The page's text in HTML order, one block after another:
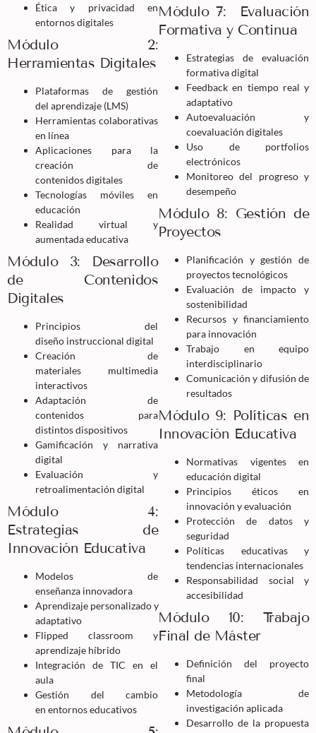
Ética y privacidad en
entornos digitales
Módulo 2:
Herramientas Digitales
Plataformas de gestión
del aprendizaje (LMS)
Herramientas colaborativas
en línea
Aplicaciones para la
creación de
contenidos digitales
Tecnologías móviles en
educación
Realidad virtual y
aumentada educativa
Módulo 3: Desarrollo
de Contenidos
Digitales
Principios del
diseño instruccional digital
Creación de
materiales multimedia
interactivos
Adaptación de
contenidos para
distintos dispositivos
Gamificación y narrativa
digital
Evaluación y
retroalimentación digital
Módulo 4:
Estrategias de
Innovación Educativa
Modelos de
enseñanza innovadora
Aprendizaje personalizado y
adaptativo
Flipped classroom y
aprendizaje híbrido
Integración de TIC en el
aula
Gestión del cambio
en entornos educativos
Módulo 7: Evaluación
Formativa y Continua
Estrategias de evaluación
formativa digital
Feedback en tiempo real y
adaptativo
Autoevaluación y
coevaluación digitales
Uso de portfolios
electrónicos
Monitoreo del progreso y
desempeño
Módulo 8: Gestión de
Proyectos
Planificación y gestión de
proyectos tecnológicos
Evaluación de impacto y
sostenibilidad
Recursos y financiamiento
para innovación
Trabajo en equipo
interdisciplinario
Comunicación y difusión de
resultados
Módulo 9: Políticas en
Innovación Educativa
Normativas vigentes en
educación digital
Principios éticos en
innovación y evaluación
Protección de datos y
seguridad
Políticas educativas y
tendencias internacionales
Responsabilidad social y
accesibilidad
Módulo 10: Trabajo
Final de Máster
Definición del proyecto
final
Metodología de
investigación aplicada
Desarrollo de la propuesta